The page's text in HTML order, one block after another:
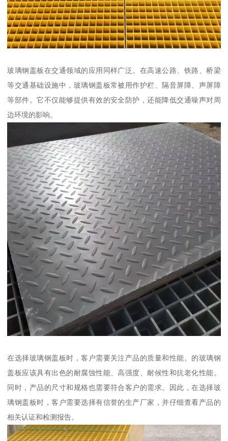
玻璃钢盖板在交通领域的应用同样广泛。在高速公路、铁路、桥梁
等交通基础设施中，玻璃钢盖板常被用作护栏、隔音屏障、声屏障
等部件。它不仅能够提供有效的安全防护，还能降低交通噪声对周
边环境的影响。
在选择玻璃钢盖板时，客户需要关注产品的质量和性能。的玻璃钢
盖板应该具有出色的耐腐蚀性能、高强度、耐候性和抗老化性能。
同时，产品的尺寸和规格也需要符合客户的需求。因此，在选择玻
璃钢盖板时，客户需要选择有信誉的生产厂家，并仔细查看产品的
相关认证和检测报告。